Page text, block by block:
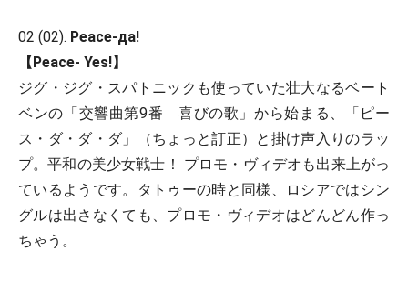
02 (02). Peace-да!
【Peace- Yes!】
ジグ・ジグ・スパトニックも使っていた壮大なるベート
ベンの「交響曲第9番 喜びの歌」から始まる、「ピー
ス・ダ・ダ・ダ」（ちょっと訂正）と掛け声入りのラッ
プ。平和の美少女戦士！ プロモ・ヴィデオも出来上がっ
ているようです。タトゥーの時と同様、ロシアではシン
グルは出さなくても、プロモ・ヴィデオはどんどん作っ
ちゃう。